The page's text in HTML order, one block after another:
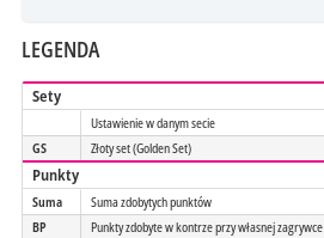
LEGENDA
Sety
Ustawienie w danym secie
GS
Złoty set (Golden Set)
Punkty
Suma
Suma zdobytych punktów
BP
Punkty zdobyte w kontrze przy własnej zagrywce